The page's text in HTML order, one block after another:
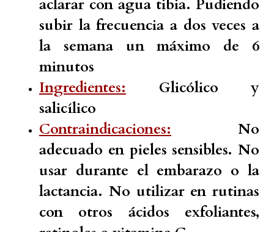
aclarar con agua tibia. Pudiendo
subir la frecuencia a dos veces a
la semana un máximo de 6
minutos
Ingredientes: Glicólico y
salicílico
Contraindicaciones: No
adecuado en pieles sensibles. No
usar durante el embarazo o la
lactancia. No utilizar en rutinas
con otros ácidos exfoliantes,